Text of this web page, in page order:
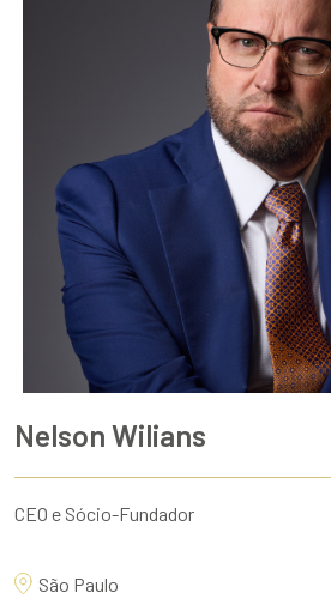
Nelson Wilians
CEO e Sócio-Fundador
São Paulo